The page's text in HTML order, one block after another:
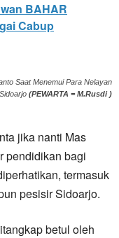
BAHAR
Cabup
Saat Menemui Para Nelayan
(PEWARTA = M.Rusdi )
jika nanti Mas
pendidikan bagi
termasuk
pesisir Sidoarjo.
betul oleh